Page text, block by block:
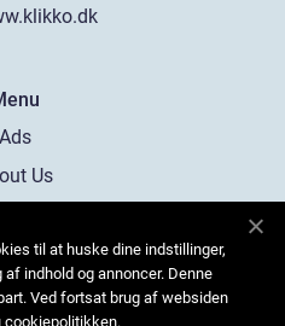
Ads
Us
til at huske dine indstillinger,
indhold og annoncer. Denne
Ved fortsat brug af websiden
cookiepolitikken.